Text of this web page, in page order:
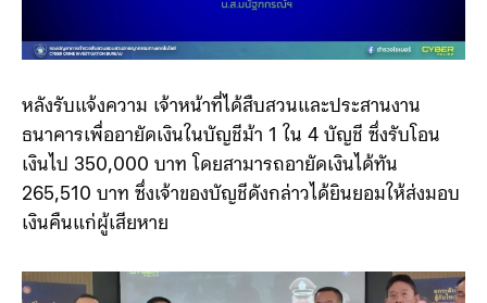
หลังรับแจ้งความ เจ้าหน้าที่ได้สืบสวนและประสานงาน
ธนาคารเพื่ออายัดเงินในบัญชีม้า 1 ใน 4 บัญชี ซึ่งรับโอน
เงินไป 350,000 บาท โดยสามารถอายัดเงินได้ทัน
265,510 บาท ซึ่งเจ้าของบัญชีดังกล่าวได้ยินยอมให้ส่งมอบ
เงินคืนแก่ผู้เสียหาย